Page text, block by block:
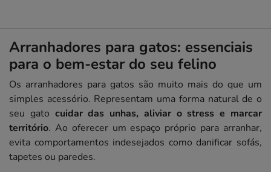
Arranhadores para gatos: essenciais
para o bem-estar do seu felino
Os arranhadores para gatos são muito mais do que um
simples acessório. Representam uma forma natural de o
seu gato cuidar das unhas, aliviar o stress e marcar
território. Ao oferecer um espaço próprio para arranhar,
evita comportamentos indesejados como danificar sofás,
tapetes ou paredes.